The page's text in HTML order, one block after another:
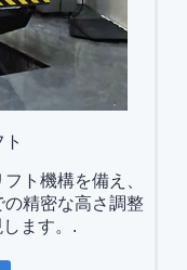
ト機構を備え、
精密な高さ調整
ます。.